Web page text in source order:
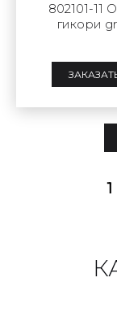
802101-11
гикори
1